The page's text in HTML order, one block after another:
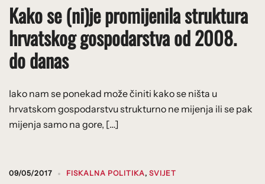
Kako se (ni)je promijenila struktura
hrvatskog gospodarstva od 2008.
do danas
Iako nam se ponekad može činiti kako se ništa u
hrvatskom gospodarstvu strukturno ne mijenja ili se pak
mijenja samo na gore, […]
09/05/2017 FISKALNA POLITIKA, SVIJET